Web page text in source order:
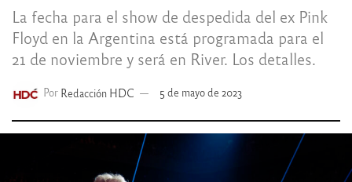
La fecha para el show de despedida del ex Pink
Floyd en la Argentina está programada para el
21 de noviembre y será en River. Los detalles.
Por Redacción HDC 5 de mayo de 2023